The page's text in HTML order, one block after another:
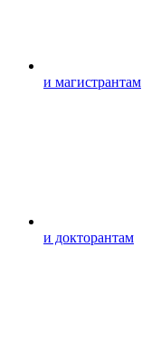
и магистрантам
и докторантам